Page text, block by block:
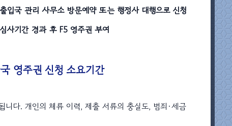
입국 관리 사무소 방문예약 또는 행정사 대행으로 신청
사기간 경과 후 F5 영주권 부여
영주권 신청 소요기간
니다. 개인의 체류 이력, 제출 서류의 충실도, 범죄·세금